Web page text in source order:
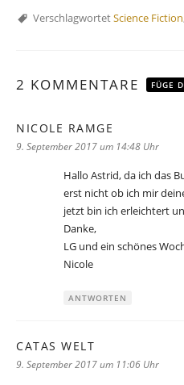
VerschlagwortetScience Fiction
2 KOMMENTARE FÜGE
NICOLE RAMGE
9. September 2017 um 14:48 Uhr
Hallo Astrid, da ich das
erst nicht ob ich mir
jetzt bin ich erleichtert
Danke,
LG und ein schönes
Nicole
ANTWORTEN
CATAS WELT
9. September 2017 um 11:06 Uhr